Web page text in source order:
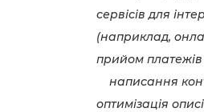
сервісів для
(наприклад,
прийом платежів
написання
оптимізація